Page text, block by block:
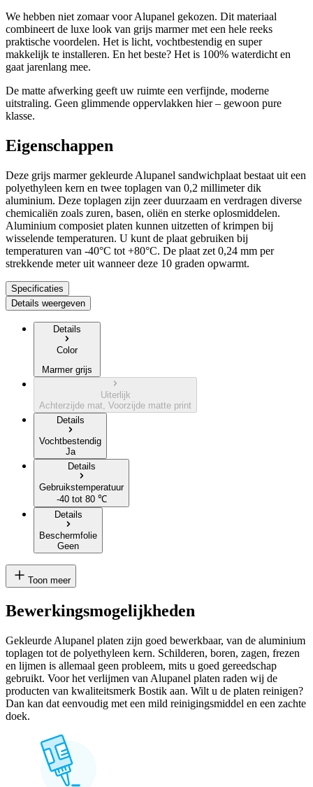
We hebben niet zomaar voor Alupanel gekozen. Dit materiaal
combineert de luxe look van grijs marmer met een hele reeks
praktische voordelen. Het is licht, vochtbestendig en super
makkelijk te installeren. En het beste? Het is 100% waterdicht en
gaat jarenlang mee.
De matte afwerking geeft uw ruimte een verfijnde, moderne
uitstraling. Geen glimmende oppervlakken hier – gewoon pure
klasse.
Eigenschappen
Deze grijs marmer gekleurde Alupanel sandwichplaat bestaat uit een
polyethyleen kern en twee toplagen van 0,2 millimeter dik
aluminium. Deze toplagen zijn zeer duurzaam en verdragen diverse
chemicaliën zoals zuren, basen, oliën en sterke oplosmiddelen.
Aluminium composiet platen kunnen uitzetten of krimpen bij
wisselende temperaturen. U kunt de plaat gebruiken bij
temperaturen van -40°C tot +80°C. De plaat zet 0,24 mm per
strekkende meter uit wanneer deze 10 graden opwarmt.
Specificaties
Details weergeven
Details
Color
Marmer grijs
Uiterlijk
Achterzijde mat, Voorzijde matte print
Details
Vochtbestendig
Ja
Details
Gebruikstemperatuur
-40 tot 80 ℃
Details
Beschermfolie
Geen
Toon meer
Bewerkingsmogelijkheden
Gekleurde Alupanel platen zijn goed bewerkbaar, van de aluminium
toplagen tot de polyethyleen kern. Schilderen, boren, zagen, frezen
en lijmen is allemaal geen probleem, mits u goed gereedschap
gebruikt. Voor het verlijmen van Alupanel platen raden wij de
producten van kwaliteitsmerk Bostik aan. Wilt u de platen reinigen?
Dan kan dat eenvoudig met een mild reinigingsmiddel en een zachte
doek.